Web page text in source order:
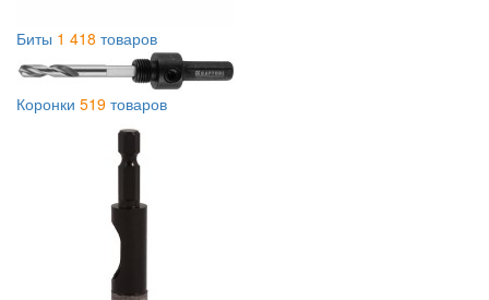
Биты 1 418 товаров
Коронки 519 товаров